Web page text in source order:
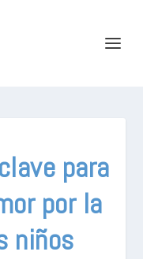
para
por la
niños